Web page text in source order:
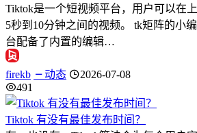
Tiktok是一个短视频平台，用户可以在
5秒到10分钟之间的视频。 tk矩阵的小
台配备了内置的编辑…
firekb 动态
2026-07-08
491
Tiktok 有没有最佳发布时间？